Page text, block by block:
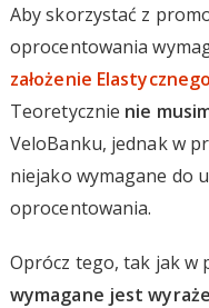
Aby skorzystać z
oprocentowania
założenie
Teoretycznie nie
VeloBanku, jednak w
niejako wymagane do
oprocentowania.
Oprócz tego, tak jak w
wymagane jest